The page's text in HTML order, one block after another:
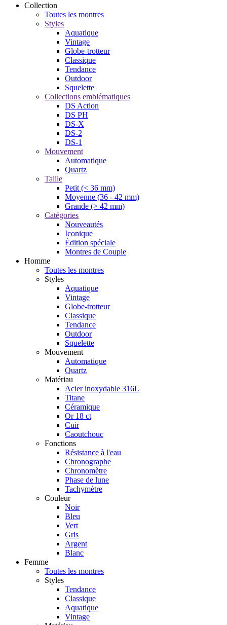
Collection
Toutes les montres
Styles
Aquatique
Vintage
Globe-trotteur
Classique
Tendance
Outdoor
Squelette
Collections emblématiques
DS Action
DS PH
DS-X
DS-2
DS-1
Mouvement
Automatique
Quartz
Taille
Petit (< 36 mm)
Moyenne (36 - 42 mm)
Grande (> 42 mm)
Catégories
Nouveautés
Iconique
Édition spéciale
Montres de Couple
Homme
Toutes les montres
Styles
Aquatique
Vintage
Globe-trotteur
Classique
Tendance
Outdoor
Squelette
Mouvement
Automatique
Quartz
Matériau
Acier inoxydable 316L
Titane
Céramique
Or 18 ct
Cuir
Caoutchouc
Fonctions
Résistance à l'eau
Chronographe
Chronomètre
Phase de lune
Tachymètre
Couleur
Noir
Bleu
Vert
Gris
Argent
Blanc
Femme
Toutes les montres
Styles
Tendance
Classique
Aquatique
Vintage